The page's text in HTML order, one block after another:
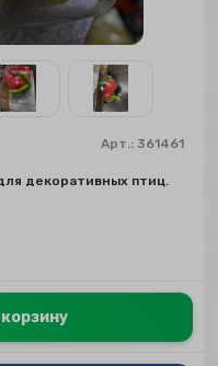
Арт.:361461
декоративных птиц.
корзину